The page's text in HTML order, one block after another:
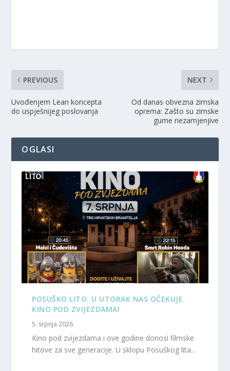
PREVIOUS
Uvođenjem Lean koncepta
do uspješnijeg poslovanja
NEXT
Od danas obvezna zimska
oprema: Zašto su zimske
gume nezamjenjive
OGLASI
POSUŠKO LITO: U UTORAK NAS OČEKUJE
KINO POD ZVIJEZDAMA!
5. srpnja 2026.
Kino pod zvijezdama i ove godine donosi filmske
hitove za sve generacije. U sklopu Posuškog lita...